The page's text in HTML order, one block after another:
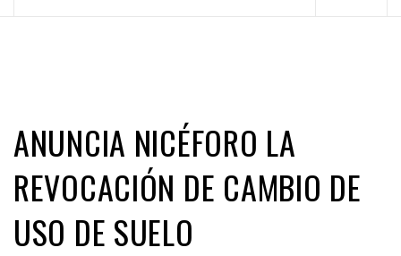
ANUNCIA NICÉFORO LA
REVOCACIÓN DE CAMBIO DE
USO DE SUELO